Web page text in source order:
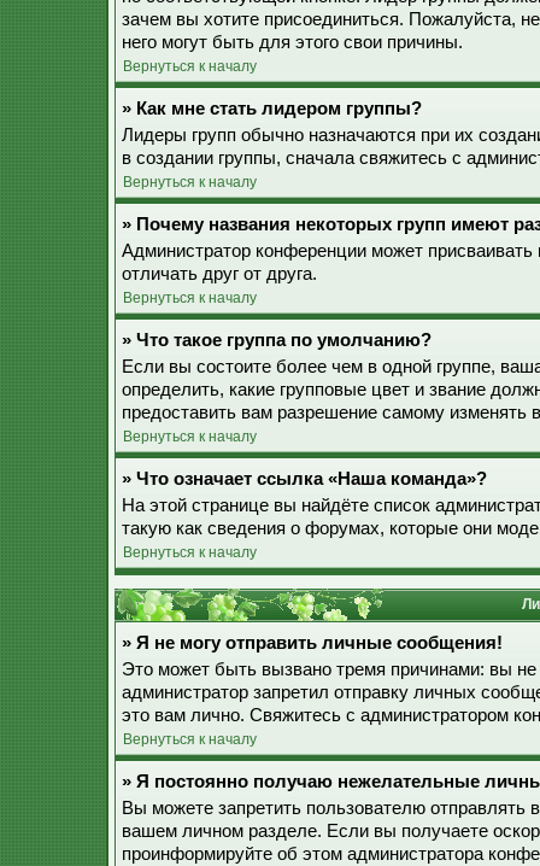
зачем вы хотите присоединиться. Пожалуйста,
него могут быть для этого свои причины.
Вернуться к началу
» Как мне стать лидером группы?
Лидеры групп обычно назначаются при их
в создании группы, сначала свяжитесь с
Вернуться к началу
» Почему названия некоторых групп имеют
Администратор конференции может
отличать друг от друга.
Вернуться к началу
» Что такое группа по умолчанию?
Если вы состоите более чем в одной группе,
определить, какие групповые цвет и звание
предоставить вам разрешение самому
Вернуться к началу
» Что означает ссылка «Наша команда»?
На этой странице вы найдёте список
такую как сведения о форумах, которые они
Вернуться к началу
» Я не могу отправить личные сообщения!
Это может быть вызвано тремя причинами: вы
администратор запретил отправку личных
это вам лично. Свяжитесь с администратором
Вернуться к началу
» Я постоянно получаю нежелательные
Вы можете запретить пользователю
вашем личном разделе. Если вы получаете
проинформируйте об этом администратора